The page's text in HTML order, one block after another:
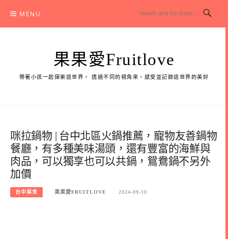
content
MENU
果果愛Fruitlove
帶著小孩一起探索這世界， 透過不同的視角來，感受並記錄這世界的美好
咪拉鍋物 | 台中北區火鍋推薦，寵物友善鍋物
餐廳，有多種美味湯頭，還有豐富的海鮮與
肉品，可以獨享也可以共鍋，鴛鴦鍋不另外
加價
台中美食 果果愛FRUITLOVE 2024-09-10